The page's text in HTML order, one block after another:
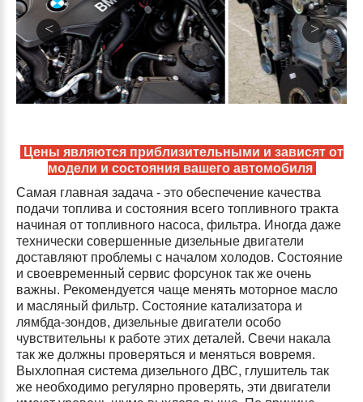
Цены являются приблизительными и зависят от
модели и состояния вашего автомобиля
Самая главная задача - это обеспечение качества
подачи топлива и состояния всего топливного тракта
начиная от топливного насоса, фильтра. Иногда даже
технически совершенные дизельные двигатели
доставляют проблемы с началом холодов. Состояние
и своевременный сервис форсунок так же очень
важны. Рекомендуется чаще менять моторное масло
и масляный фильтр. Состояние катализатора и
лямбда-зондов, дизельные двигатели особо
чувствительны к работе этих деталей. Свечи накала
так же должны проверяться и меняться вовремя.
Выхлопная система дизельного ДВС, глушитель так
же необходимо регулярно проверять, эти двигатели